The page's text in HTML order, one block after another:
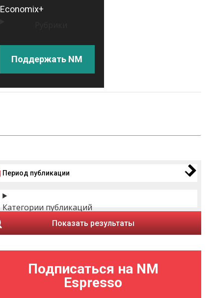
Economix+
Поддержать NM
Период публикации
Категории публикаций
Показать результаты
Подписаться на NM
Espresso